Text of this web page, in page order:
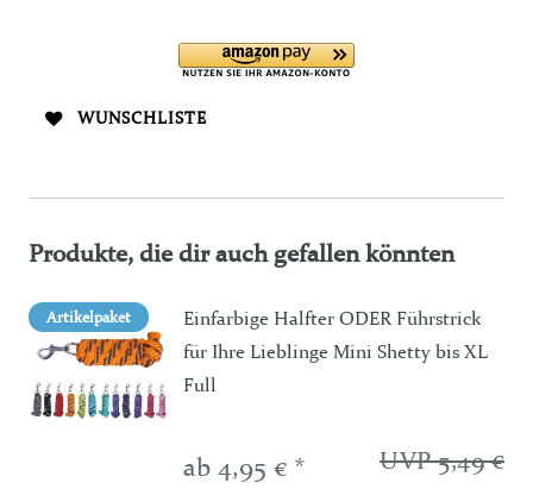
WUNSCHLISTE
Produkte, die dir auch gefallen könnten
Artikelpaket
Einfarbige Halfter ODER Führstrick
für Ihre Lieblinge Mini Shetty bis XL
Full
UVP 5,49 €
ab 4,95 € *